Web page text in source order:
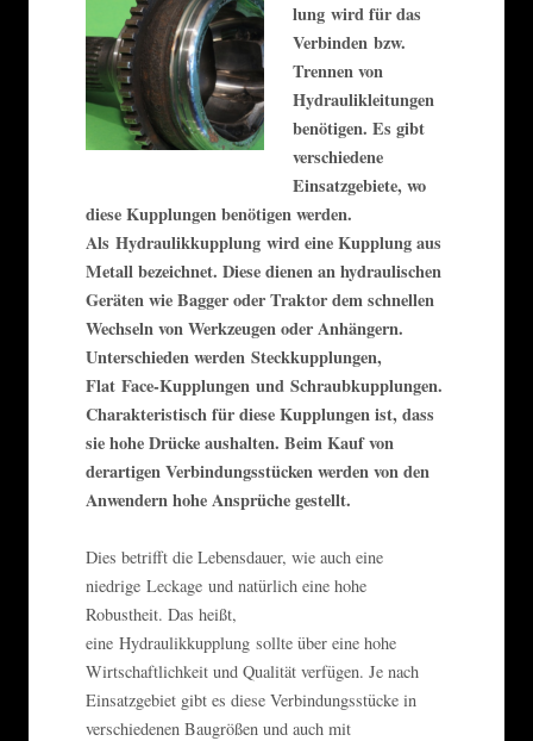
lung wird für das
Verbinden bzw.
Trennen von
Hydraulikleitungen
benötigen. Es gibt
verschiedene
Einsatzgebiete, wo
diese Kupplungen benötigen werden.
Als Hydraulikkupplung wird eine Kupplung aus
Metall bezeichnet. Diese dienen an hydraulischen
Geräten wie Bagger oder Traktor dem schnellen
Wechseln von Werkzeugen oder Anhängern.
Unterschieden werden Steckkupplungen,
Flat Face-Kupplungen und Schraubkupplungen.
Charakteristisch für diese Kupplungen ist, dass
sie hohe Drücke aushalten. Beim Kauf von
derartigen Verbindungsstücken werden von den
Anwendern hohe Ansprüche gestellt.
Dies betrifft die Lebensdauer, wie auch eine
niedrige Leckage und natürlich eine hohe
Robustheit. Das heißt,
eine Hydraulikkupplung sollte über eine hohe
Wirtschaftlichkeit und Qualität verfügen. Je nach
Einsatzgebiet gibt es diese Verbindungsstücke in
verschiedenen Baugrößen und auch mit